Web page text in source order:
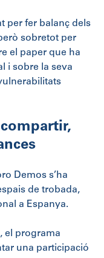
per fer balanç dels
sobretot per
el paper que ha
i sobre la seva
Demos s’ha
de trobada,
a Espanya.
el programa
una participació